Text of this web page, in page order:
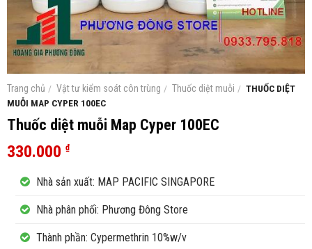
Trang chủ / Vật tư kiểm soát côn trùng / Thuốc diệt muỗi / THUỐC DIỆT
MUỖI MAP CYPER 100EC
Thuốc diệt muỗi Map Cyper 100EC
330.000 ₫
Nhà sản xuất: MAP PACIFIC SINGAPORE
Nhà phân phối: Phương Đông Store
Thành phần: Cypermethrin 10%w/v